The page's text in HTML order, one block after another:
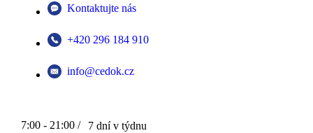
Kontaktujte nás
+420 296 184 910
info@cedok.cz
7:00 - 21:00 / 7 dní v týdnu